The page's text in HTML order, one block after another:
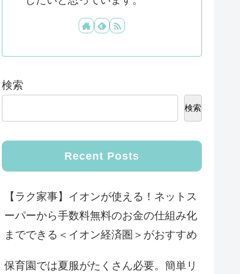
検索
検索
Recent Posts
【ラク家事】イオンが使える！ネットス
ーパーから手数料無料のお金の仕組み化
までできる＜イオン経済圏＞がおすすめ
保育園では夏服がたくさん必要。簡単リ